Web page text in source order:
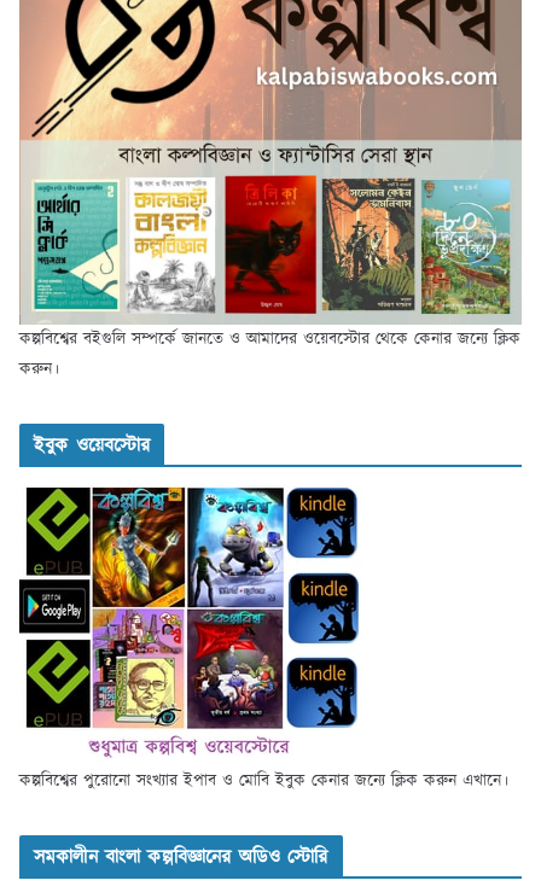
কল্পবিশ্বের বইগুলি সম্পর্কে জানতে ও আমাদের ওয়েবস্টোর থেকে কেনার জন্যে ক্লিক
করুন।
ইবুক ওয়েবস্টোর
কল্পবিশ্বের পুরোনো সংখ্যার ইপাব ও মোবি ইবুক কেনার জন্যে ক্লিক করুন এখানে।
সমকালীন বাংলা কল্পবিজ্ঞানের অডিও স্টোরি